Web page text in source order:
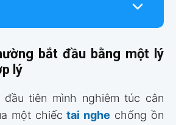
bắt đầu bằng một lý
lý
tiên mình nghiêm túc cân
một chiếctai nghe chống ồn